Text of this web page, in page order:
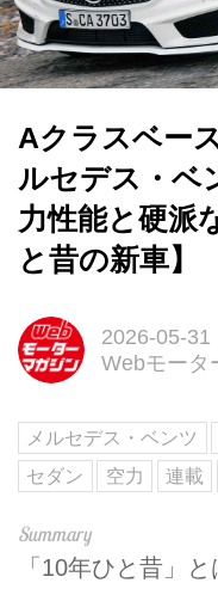
Aクラスベー
ルセデス・ベ
力性能と硬派
と昔の新車】
2026-05-31
Webモータ
メルセデス・ベンツ
セダン
空力 連載
「10年ひと昔」